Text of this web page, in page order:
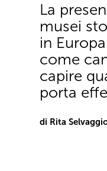
La
musei
in
come
capire
porta
di Rita